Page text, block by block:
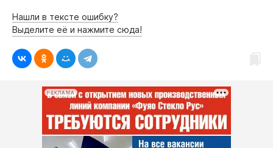
Нашли в тексте ошибку?
Выделите её и нажмите сюда!
РЕКЛАМА